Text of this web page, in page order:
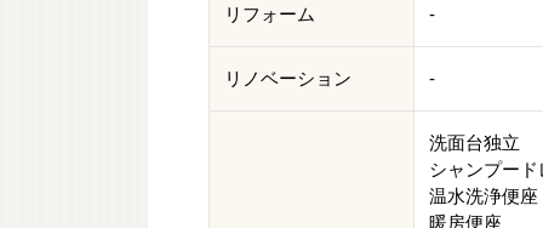
リフォーム -
リノベーション -
洗面台独立
シャンプー
温水洗浄便座
暖房便座